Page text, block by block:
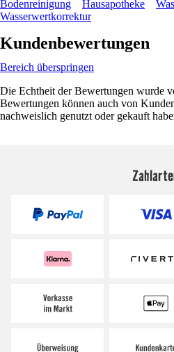
Bodenreinigung Hausapotheke
Wasserwertkorrektur
Kundenbewertungen
Bereich überspringen
Die Echtheit der Bewertungen wurde
Bewertungen können auch von
nachweislich genutzt oder gekauft